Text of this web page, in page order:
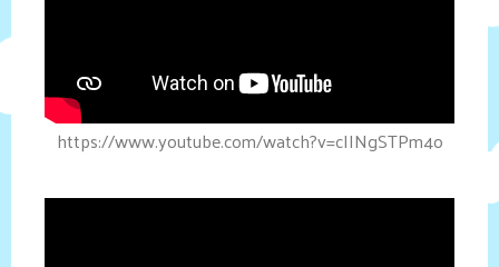
https://www.youtube.com/watch?v=cIINgSTPm4o